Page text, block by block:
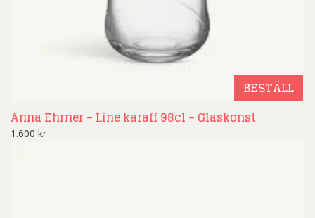
BESTÄLL
Anna Ehrner – Line karaff 98cl – Glaskonst
1.600 kr